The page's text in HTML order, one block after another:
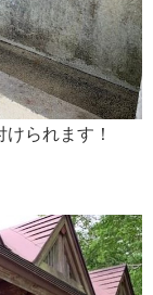
られます！